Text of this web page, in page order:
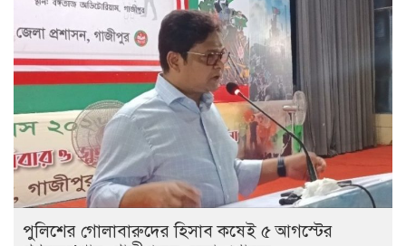
পুলিশের গোলাবারুদের হিসাব কষেই ৫ আগস্টের